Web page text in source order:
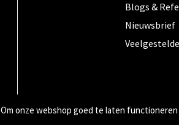
Blogs &
Nieuwsbrief
Om onze webshop goed te laten functioneren